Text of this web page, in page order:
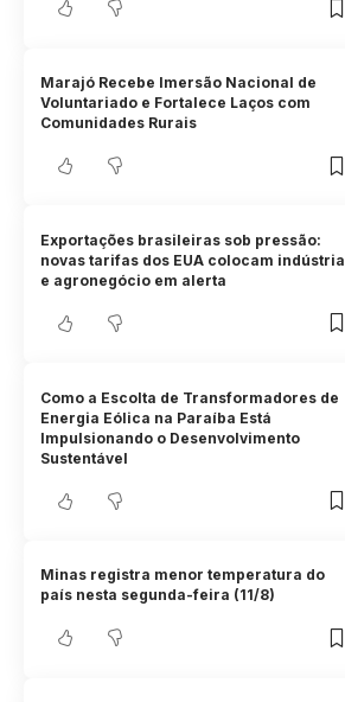
Marajó Recebe Imersão Nacional de
Voluntariado e Fortalece Laços com
Comunidades Rurais
Exportações brasileiras sob pressão:
novas tarifas dos EUA colocam indústria
e agronegócio em alerta
Como a Escolta de Transformadores de
Energia Eólica na Paraíba Está
Impulsionando o Desenvolvimento
Sustentável
Minas registra menor temperatura do
país nesta segunda-feira (11/8)